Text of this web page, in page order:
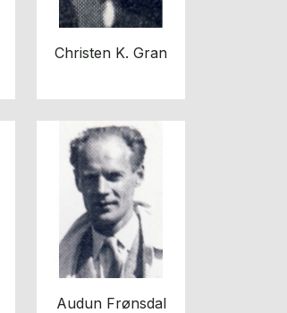
Christen K. Gran
Audun Frønsdal